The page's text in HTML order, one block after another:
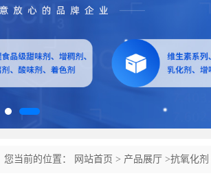
您当前的位置： 网站首页 > 产品展厅 >抗氧化剂